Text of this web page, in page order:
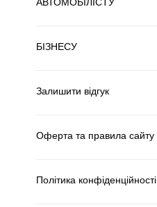
БІЗНЕСУ
Залишити відгук
Оферта та правила сайту
Політика конфіденційності